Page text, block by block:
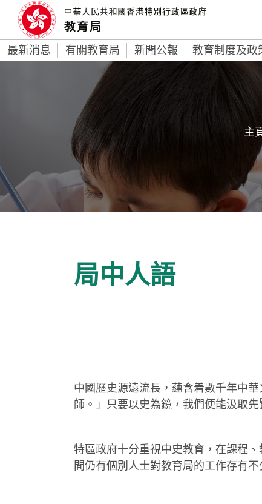
最新消息 有關教育局 新聞公報 教育制度及政
主
局中人語
中國歷史源遠流長，蘊含着數千年中
師。」只要以史為鏡，我們便能汲取
特區政府十分重視中史教育，在課程
間仍有個別人士對教育局的工作存有